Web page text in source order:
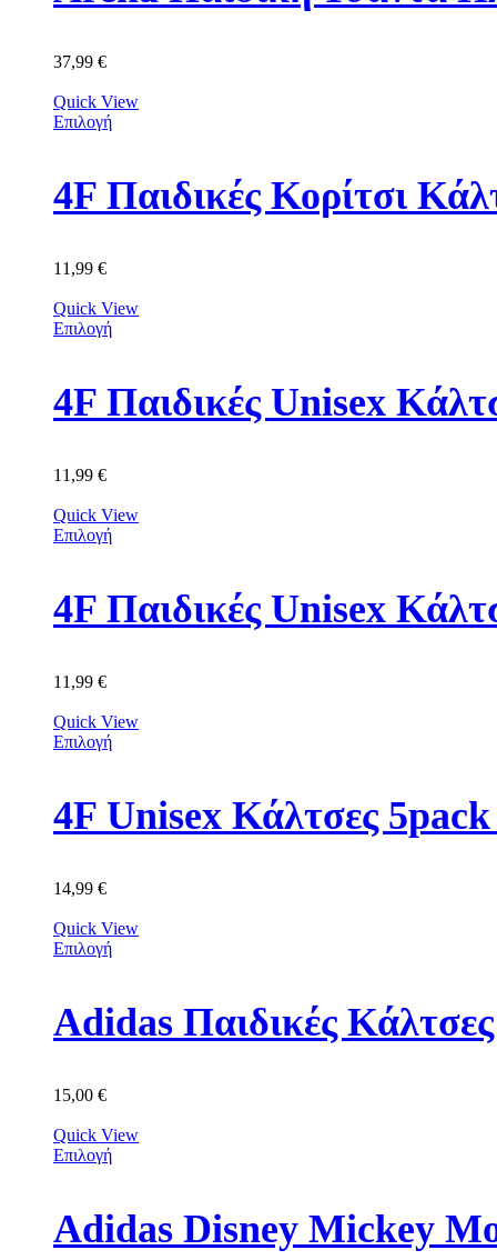
37,99 €
Quick View
Επιλογή
11,99 €
Quick View
Επιλογή
11,99 €
Quick View
Επιλογή
4F Παιδικές Unisex
11,99 €
Quick View
Επιλογή
4F Unisex Κάλτσες
14,99 €
Quick View
Επιλογή
Adidas Παιδικές
15,00 €
Quick View
Επιλογή
Adidas Disney Mickey